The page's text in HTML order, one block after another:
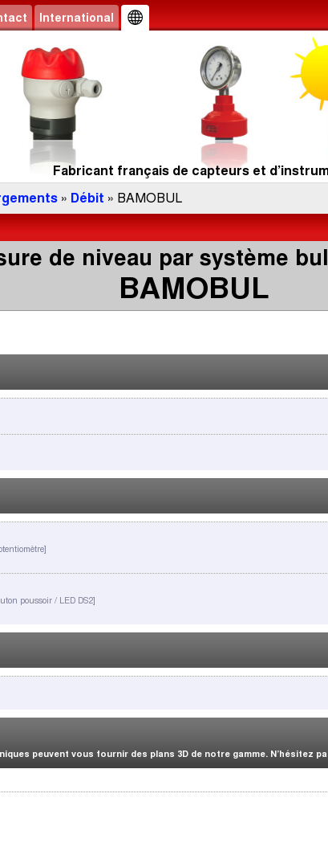
International
Fabricant français de capteurs et
» Débit » BAMOBUL
de niveau par système
BAMOBUL
poussoir / LED DS2]
peuvent vous fournir des plans 3D de notre gamme. N’hésitez